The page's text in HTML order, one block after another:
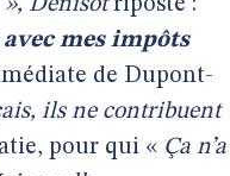
mes impôts
de Dupont-
ils ne contribuent
pour qui « Ça n’a